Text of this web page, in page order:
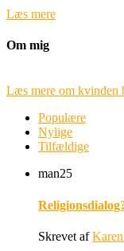
Læs mere
Om mig
Læs mere om kvinden
Populære
Nylige
Tilfældige
man25
Skrevet af